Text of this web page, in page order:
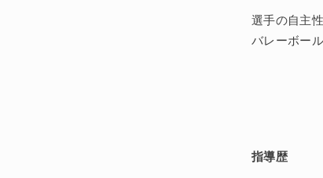
選手の自主
バレーボー
指導歴